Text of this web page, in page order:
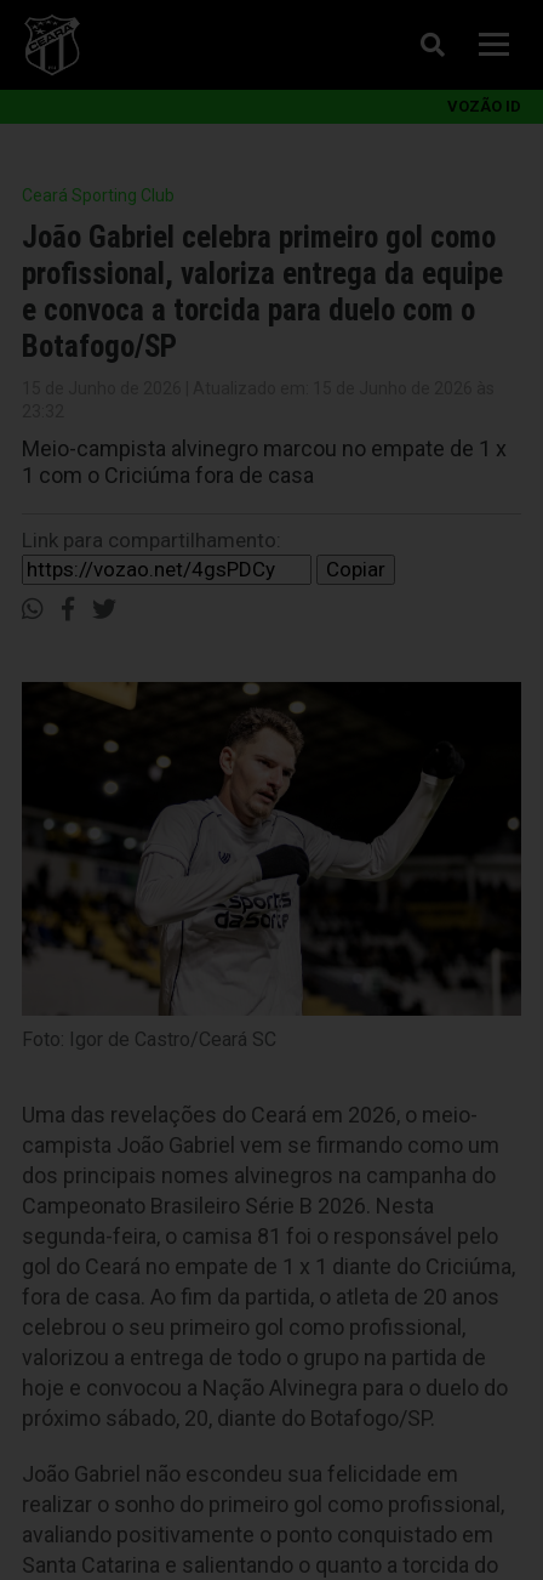
VOZÃO ID
Ceará Sporting Club
João Gabriel celebra primeiro gol como
profissional, valoriza entrega da equipe
e convoca a torcida para duelo com o
Botafogo/SP
Meio-campista alvinegro marcou no empate de 1 x
1 com o Criciúma fora de casa
Link para compartilhamento:
Copiar
Foto: Igor de Castro/Ceará SC
Uma das revelações do Ceará em 2026, o meio-
campista João Gabriel vem se firmando como um
dos principais nomes alvinegros na campanha do
Campeonato Brasileiro Série B 2026. Nesta
segunda-feira, o camisa 81 foi o responsável pelo
gol do Ceará no empate de 1 x 1 diante do Criciúma,
fora de casa. Ao fim da partida, o atleta de 20 anos
celebrou o seu primeiro gol como profissional,
valorizou a entrega de todo o grupo na partida de
hoje e convocou a Nação Alvinegra para o duelo do
próximo sábado, 20, diante do Botafogo/SP.
João Gabriel não escondeu sua felicidade em
realizar o sonho do primeiro gol como profissional,
avaliando positivamente o ponto conquistado em
Santa Catarina e salientando o quanto a torcida do